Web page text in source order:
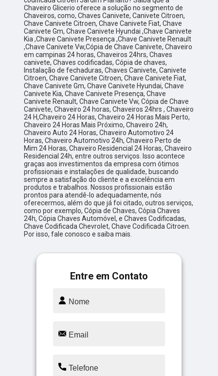
Chaveiro Glicerio oferece a solução no segmento de
Chaveiros, como, Chaves Canivete, Canivete Citroen,
Chave Canivete Citroen, Chave Canivete Fiat, Chave
Canivete Gm, Chave Canivete Hyundai ,Chave Canivete
Kia ,Chave Canivete Presença ,Chave Canivete Renault
,Chave Canivete Vw,Cópia de Chave Canivete, Chaveiro
em campinas 24 horas, Chaveiros 24hrs, Chaves
canivete, Chaves codificadas, Cópia de chaves,
Instalação de fechaduras, Chaves Canivete, Canivete
Citroen, Chave Canivete Citroen, Chave Canivete Fiat,
Chave Canivete Gm, Chave Canivete Hyundai, Chave
Canivete Kia, Chave Canivete Presença, Chave
Canivete Renault, Chave Canivete Vw, Cópia de Chave
Canivete, Chaveiro 24 horas, Chaveiros 24hrs , Chaveiro
24 H,Chaveiro 24 Horas, Chaveiro 24 Horas Mais Perto,
Chaveiro 24 Horas Mais Próximo, Chaveiro 24h,
Chaveiro Auto 24 Horas, Chaveiro Automotivo 24
Horas, Chaveiro Automotivo 24h, Chaveiro Perto de
Mim 24 Horas, Chaveiro Residencial 24 Horas, Chaveiro
Residencial 24h, entre outros serviços. Isso acontece
graças aos investimentos da empresa com ótimos
profissionais e instalações de qualidade, buscando
sempre a satisfação do cliente e a excelência em
produtos e trabalhos. Nossos profissionais estão
prontos para atendê-lo adequadamente, nós
oferecermos, além do que já foi citado, outros serviços,
como por exemplo, Cópia de Chaves, Cópia Chaves
24h, Cópia Chaves Automóvel, e Chaves Codificadas,
Chave Codificada Chevrolet, Chave Codificada Citroen.
Por isso, fale conosco e saiba mais.
Entre em Contato